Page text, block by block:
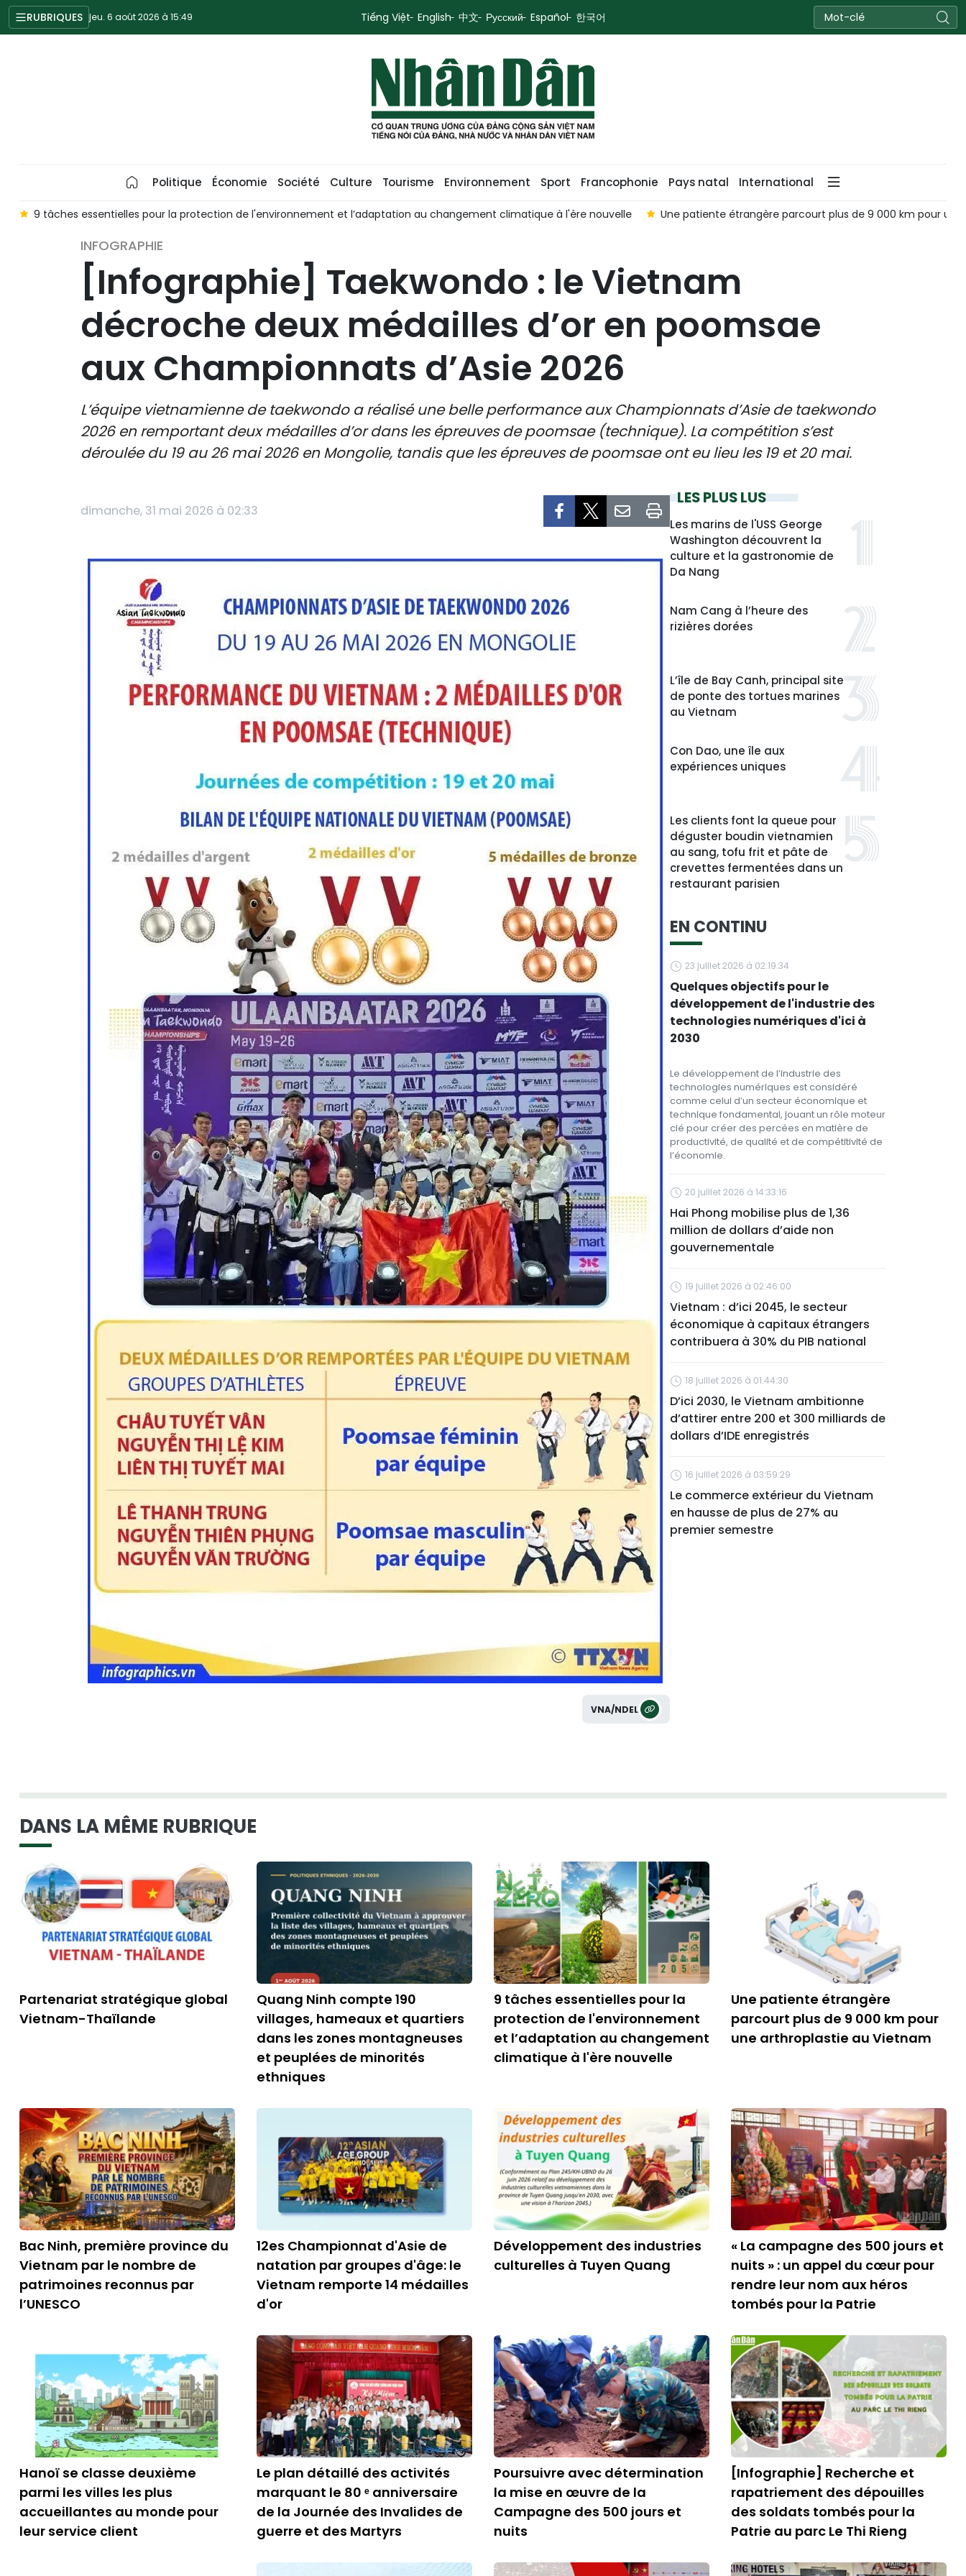
RUBRIQUES jeu. 6 août 2026 à 15:49 Tiếng Việt English 中文 Русский Español 한국어
Politique Économie Société Culture Tourisme Environnement Sport Francophonie Pays natal International
9 tâches essentielles pour la protection de l'environnement et l’adaptation au changement climatique à l'ère nouvelle Une patiente étrangère parcourt plus de 9 000 km pour
INFOGRAPHIE
[Infographie] Taekwondo : le Vietnam
décroche deux médailles d’or en poomsae
aux Championnats d’Asie 2026
L’équipe vietnamienne de taekwondo a réalisé une belle performance aux Championnats d’Asie de taekwondo
2026 en remportant deux médailles d’or dans les épreuves de poomsae (technique). La compétition s’est
déroulée du 19 au 26 mai 2026 en Mongolie, tandis que les épreuves de poomsae ont eu lieu les 19 et 20 mai.
dimanche, 31 mai 2026 à 02:33
VNA/NDEL
LES PLUS LUS
Les marins de l'USS George
Washington découvrent la
culture et la gastronomie de
Da Nang
Nam Cang à l’heure des
rizières dorées
L’île de Bay Canh, principal site
de ponte des tortues marines
au Vietnam
Con Dao, une île aux
expériences uniques
Les clients font la queue pour
déguster boudin vietnamien
au sang, tofu frit et pâte de
crevettes fermentées dans un
restaurant parisien
EN CONTINU
23 juillet 2026 à 02:19:34
Quelques objectifs pour le
développement de l'industrie des
technologies numériques d'ici à
2030
Le développement de l’industrie des
technologies numériques est considéré
comme celui d’un secteur économique et
technique fondamental, jouant un rôle moteur
clé pour créer des percées en matière de
productivité, de qualité et de compétitivité de
l’économie.
20 juillet 2026 à 14:33:16
Hai Phong mobilise plus de 1,36
million de dollars d’aide non
gouvernementale
19 juillet 2026 à 02:46:00
Vietnam : d’ici 2045, le secteur
économique à capitaux étrangers
contribuera à 30% du PIB national
18 juillet 2026 à 01:44:30
D’ici 2030, le Vietnam ambitionne
d’attirer entre 200 et 300 milliards de
dollars d’IDE enregistrés
16 juillet 2026 à 03:59:29
Le commerce extérieur du Vietnam
en hausse de plus de 27% au
premier semestre
DANS LA MÊME RUBRIQUE
Partenariat stratégique global
Vietnam-Thaïlande
Quang Ninh compte 190
villages, hameaux et quartiers
dans les zones montagneuses
et peuplées de minorités
ethniques
9 tâches essentielles pour la
protection de l'environnement
et l’adaptation au changement
climatique à l'ère nouvelle
Une patiente étrangère
parcourt plus de 9 000 km pour
une arthroplastie au Vietnam
Bac Ninh, première province du
Vietnam par le nombre de
patrimoines reconnus par
l’UNESCO
12es Championnat d'Asie de
natation par groupes d'âge: le
Vietnam remporte 14 médailles
d'or
Développement des industries
culturelles à Tuyen Quang
« La campagne des 500 jours et
nuits » : un appel du cœur pour
rendre leur nom aux héros
tombés pour la Patrie
Hanoï se classe deuxième
parmi les villes les plus
accueillantes au monde pour
leur service client
Le plan détaillé des activités
marquant le 80 ᵉ anniversaire
de la Journée des Invalides de
guerre et des Martyrs
Poursuivre avec détermination
la mise en œuvre de la
Campagne des 500 jours et
nuits
[Infographie] Recherche et
rapatriement des dépouilles
des soldats tombés pour la
Patrie au parc Le Thi Rieng